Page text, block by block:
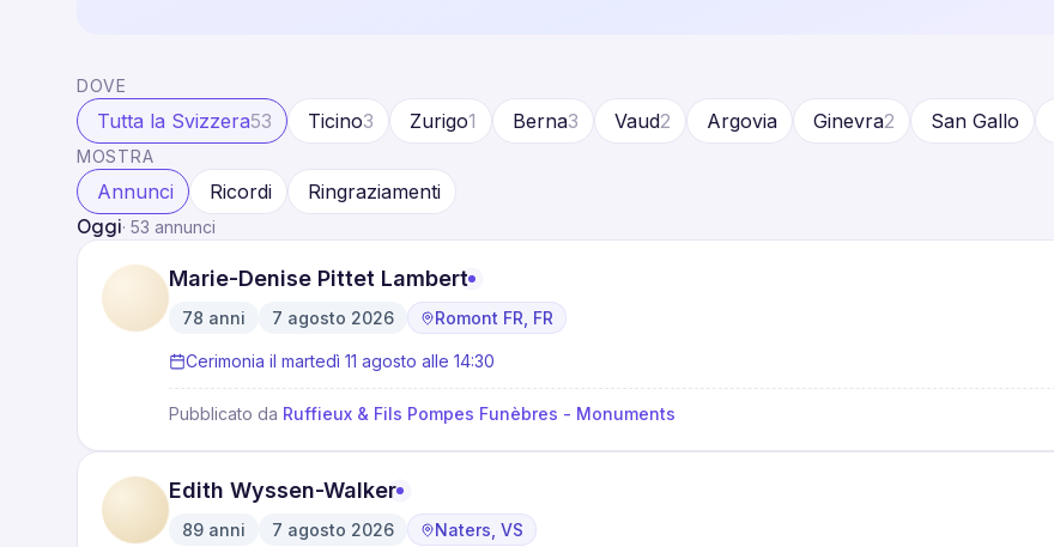
DOVE
Tutta la Svizzera53 Ticino3 Zurigo1 Berna3 Vaud2 Argovia Ginevra2 San Gallo
MOSTRA
Annunci Ricordi
Ringraziamenti
Oggi· 53 annunci
Marie-Denise Pittet Lambert
78 anni 7 agosto 2026 Romont FR, FR
Cerimonia il martedì 11 agosto alle 14:30
Pubblicato da Ruffieux & Fils Pompes Funèbres - Monuments
Edith Wyssen-Walker
89 anni 7 agosto 2026 Naters, VS